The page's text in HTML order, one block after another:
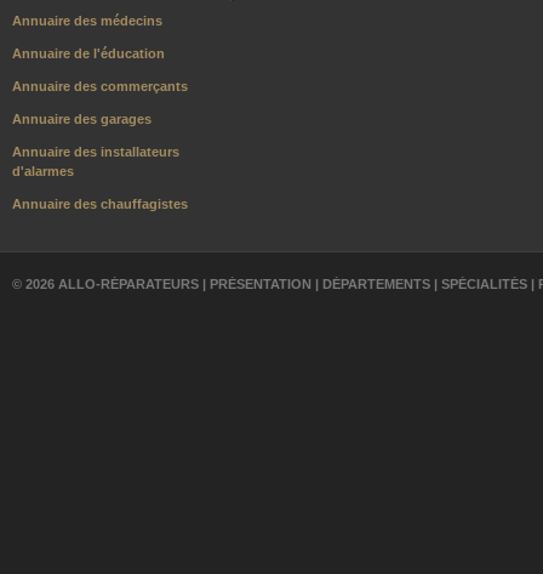
Annuaire des médecins
Annuaire de l'éducation
Annuaire des commerçants
Annuaire des garages
Annuaire des installateurs
d'alarmes
Annuaire des chauffagistes
© 2026 ALLO-RÉPARATEURS | PRÉSENTATION | DÉPARTEMENTS | SPÉCIALITÉS |